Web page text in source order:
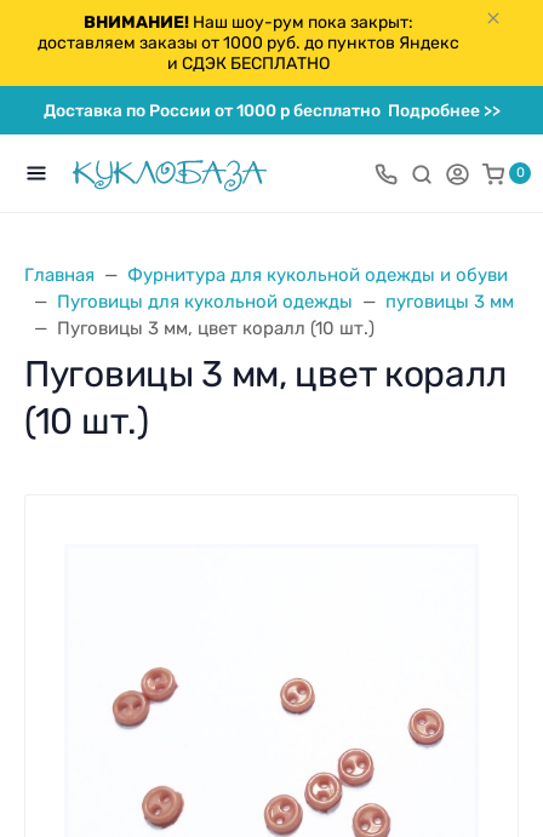
ВНИМАНИЕ!Наш шоу-рум пока закрыт:
доставляем заказы от 1000 руб. до пунктов Яндекс
и СДЭК БЕСПЛАТНО
Доставка по России от 1000 р бесплатноПодробнее >>
0
Главная
Фурнитура для кукольной одежды и обуви
Пуговицы для кукольной одежды
пуговицы 3 мм
Пуговицы 3 мм, цвет коралл (10 шт.)
Пуговицы 3 мм, цвет коралл
(10 шт.)